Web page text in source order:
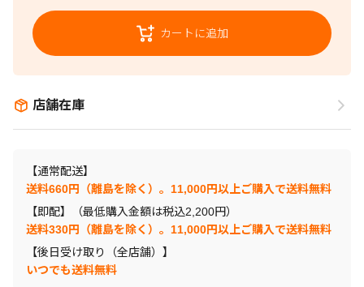
カートに追加
店舗在庫
【通常配送】
送料660円（離島を除く）。11,000円以上ご購入で送料無料
【即配】（最低購入金額は税込2,200円）
送料330円（離島を除く）。11,000円以上ご購入で送料無料
【後日受け取り（全店舗）】
いつでも送料無料